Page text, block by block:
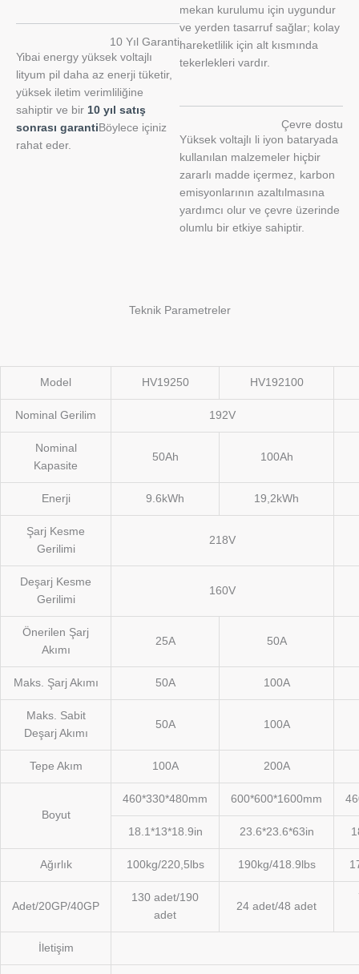
10 Yıl Garanti
Yibai energy yüksek voltajlı
lityum pil daha az enerji tüketir,
yüksek iletim verimliliğine
sahiptir ve bir 10 yıl satış
sonrası garanti Böylece içiniz
rahat eder.
mekan kurulumu için uygundur
ve yerden tasarruf sağlar; kolay
hareketlilik için alt kısmında
tekerlekleri vardır.
Çevre dostu
Yüksek voltajlı li iyon bataryada
kullanılan malzemeler hiçbir
zararlı madde içermez, karbon
emisyonlarının azaltılmasına
yardımcı olur ve çevre üzerinde
olumlu bir etkiye sahiptir.
Teknik Parametreler
Model HV19250 HV192100
Nominal Gerilim 192V
Nominal
Kapasite
50Ah 100Ah
Enerji 9.6kWh 19,2kWh
Şarj Kesme
Gerilimi
218V
Deşarj Kesme
Gerilimi
160V
Önerilen Şarj
Akımı
25A 50A
Maks. Şarj Akımı 50A 100A
Maks. Sabit
Deşarj Akımı
50A 100A
Tepe Akım 100A 200A
Boyut
460*330*480mm 600*600*1600mm
18.1*13*18.9in 23.6*23.6*63in
Ağırlık 100kg/220,5lbs 190kg/418.9lbs
Adet/20GP/40GP
130 adet/190
adet
24 adet/48 adet
İletişim